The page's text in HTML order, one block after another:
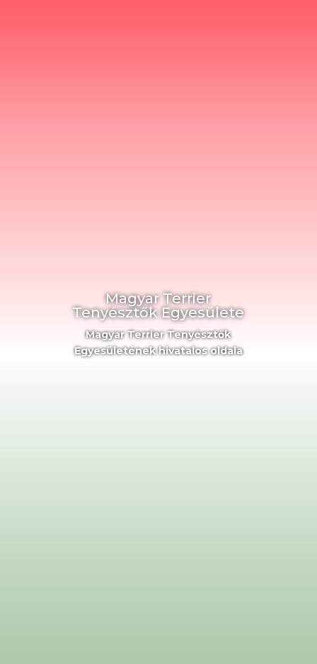
Magyar Terrier
Tenyésztők Egyesülete
Magyar Terrier Tenyésztők
Egyesületének hivatalos oldala